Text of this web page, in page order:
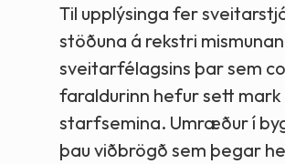
Til upplýsinga fer
stöðuna á rekstri
sveitarfélagsins þar sem
faraldurinn hefur sett mark
starfsemina. Umræður í
þau viðbrögð sem þegar